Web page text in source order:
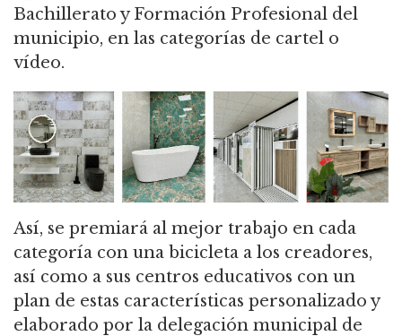
Bachillerato y Formación Profesional del
municipio, en las categorías de cartel o
vídeo.
Así, se premiará al mejor trabajo en cada
categoría con una bicicleta a los creadores,
así como a sus centros educativos con un
plan de estas características personalizado y
elaborado por la delegación municipal de